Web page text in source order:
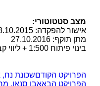
מצב סטטוטורי:
אישור להפקדה: 08.10.2015
מתן תוקף: 27.10.2016
בינוי פיתוח 1:500 + ליווי קבלנים
הפרויקט הקודםשכונת נח,
הפרויקט הבאאבו סנאן,